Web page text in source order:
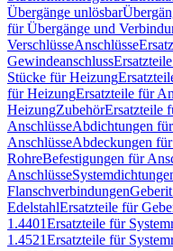
Übergänge unlösbar
für Übergänge und
VerschlüsseAnschlüsse
Gewindeanschluss
Stücke für Heizung
für HeizungErsatzteile für
HeizungZubehörErsatzteile
AnschlüsseAbdichtungen
AnschlüsseAbdeckungen
RohreBefestigungen für
Anschlüsse
Flanschverbindungen
EdelstahlErsatzteile für
1.4401Ersatzteile für
1.4521Ersatzteile für